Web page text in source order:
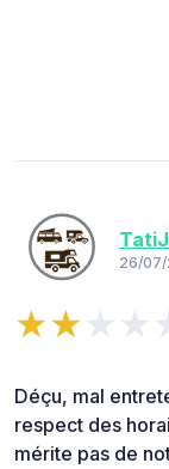
26/
Déçu, mal
respect des
mérite pas de